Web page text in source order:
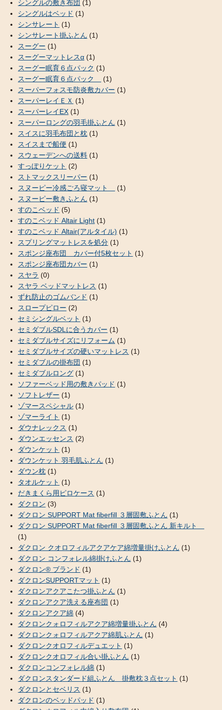
シングルの敷き布団 (1)
シングルはベッド (1)
シンサレート (1)
シンサレート掛ふとん (1)
スーグー (1)
スーグーマットレスα (1)
スーグー眠育６点パック (1)
スーグー眠育６点パック
(1)
スーパーフォスモ防炎敷カバー (1)
スーパーレイＥＸ (1)
スーパーレイEX (1)
スーパーロングの羽毛掛ふとん (1)
スイスに羽毛布団と枕 (1)
スイスまで船便 (1)
スウェーデンへの送料 (1)
すっぽりケット (2)
ストマックスリーパー (1)
スヌーピー冷感ごろ寝マット
(1)
スヌーピー敷きふとん (1)
すのこベッド (5)
すのこベッド Altair Light (1)
すのこベッド Altair(アルタイル) (1)
スプリングマットレスを処分 (1)
スポンジ座布団 カバー付5枚セット (1)
スポンジ座布団カバー (1)
スヤラ (0)
スヤラ ベッドマットレス (1)
ずれ防止のゴムバンド (1)
スロープピロー (2)
セミシングルベット (1)
セミダブルSDLに合うカバー (1)
セミダブルサイズにリフォーム (1)
セミダブルサイズの硬いマットレス (1)
セミダブルの掛布団 (1)
セミダブルロング (1)
ソファーベッド用の敷きパッド (1)
ソフトレザー (1)
ゾマースペシャル (1)
ゾマーライト (1)
ダウナレックス (1)
ダウンエッセンス (2)
ダウンケット (1)
ダウンケット 羽毛肌ふとん (1)
ダウン枕 (1)
タオルケット (1)
だきまくら用ピロケース (1)
ダクロン (3)
ダクロン SUPPORT Mat fiberfill ３層固敷ふとん (1)
ダクロン SUPPORT Mat fiberfill ３層固敷ふとん 新キルト
(1)
ダクロン クオロフィルアクアケア綿増量掛けふとん (1)
ダクロン コンフォレル綿掛けふとん (1)
ダクロン® ブランド (1)
ダクロンSUPPORTマット (1)
ダクロンアクアこたつ掛ふとん (1)
ダクロンアクア洗える座布団 (1)
ダクロンアクア綿 (4)
ダクロンクォロフィルアクア綿増量掛ふとん (4)
ダクロンクォロフィルアクア綿肌ふとん (1)
ダクロンクオロフィルデュエット (1)
ダクロンクオロフィル合い掛ふとん (1)
ダクロンコンフォレル綿 (1)
ダクロンスタンダード組ふとん 掛敷枕３点セット (1)
ダクロンとセベリス (1)
ダクロンのベッドパッド (1)